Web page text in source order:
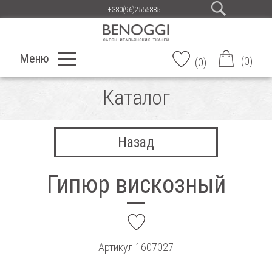
+380(96)2555885
Меню (0) (0)
Каталог
Назад
Гипюр вискозный
Артикул 1607027